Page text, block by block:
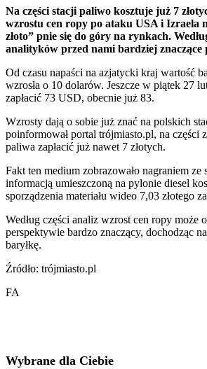
Na części stacji paliwo kosztuje już 7
wzrostu cen ropy po ataku USA i Izraela
złoto” pnie się do góry na rynkach.
analityków przed nami bardziej znaczące
Od czasu napaści na azjatycki kraj wartość
wzrosła o 10 dolarów. Jeszcze w piątek 27
zapłacić 73 USD, obecnie już 83.
Wzrosty dają o sobie już znać na polskich
poinformował portal trójmiasto.pl, na części
paliwa zapłacić już nawet 7 złotych.
Fakt ten medium zobrazowało nagraniem
informacją umieszczoną na pylonie diesel
sporządzenia materiału wideo 7,03 złotego
Według części analiz wzrost cen ropy może
perspektywie bardzo znaczący, dochodząc
baryłkę.
Źródło: trójmiasto.pl
FA
Wybrane dla Ciebie